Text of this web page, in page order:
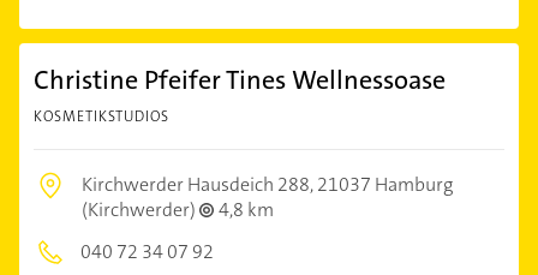
Christine Pfeifer Tines Wellnessoase
KOSMETIKSTUDIOS
Kirchwerder Hausdeich 288,21037 Hamburg
(Kirchwerder)
4,8 km
040 72 34 07 92